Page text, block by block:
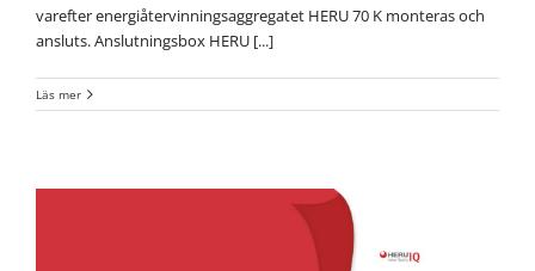
varefter energiåtervinningsaggregatet HERU 70 K monteras och
ansluts. Anslutningsbox HERU [...]
Läs mer